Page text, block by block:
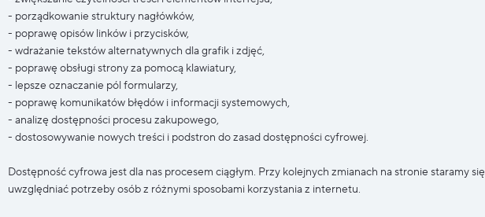
- porządkowanie struktury nagłówków,
- poprawę opisów linków i przycisków,
- wdrażanie tekstów alternatywnych dla grafik i zdjęć,
- poprawę obsługi strony za pomocą klawiatury,
- lepsze oznaczanie pól formularzy,
- poprawę komunikatów błędów i informacji systemowych,
- analizę dostępności procesu zakupowego,
- dostosowywanie nowych treści i podstron do zasad dostępności cyfrowej.
Dostępność cyfrowa jest dla nas procesem ciągłym. Przy kolejnych zmianach na stronie staramy się
uwzględniać potrzeby osób z różnymi sposobami korzystania z internetu.